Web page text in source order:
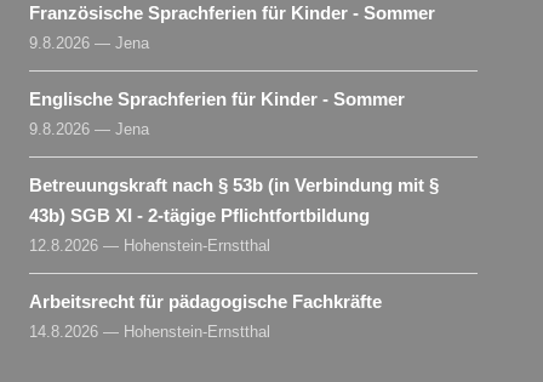
Französische Sprachferien für Kinder - Sommer
9.8.2026 — Jena
Englische Sprachferien für Kinder - Sommer
9.8.2026 — Jena
Betreuungskraft nach § 53b (in Verbindung mit §
43b) SGB XI - 2-tägige Pflichtfortbildung
12.8.2026 — Hohenstein-Ernstthal
Arbeitsrecht für pädagogische Fachkräfte
14.8.2026 — Hohenstein-Ernstthal